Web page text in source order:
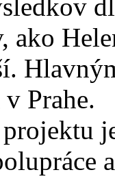
ako
Prahe.